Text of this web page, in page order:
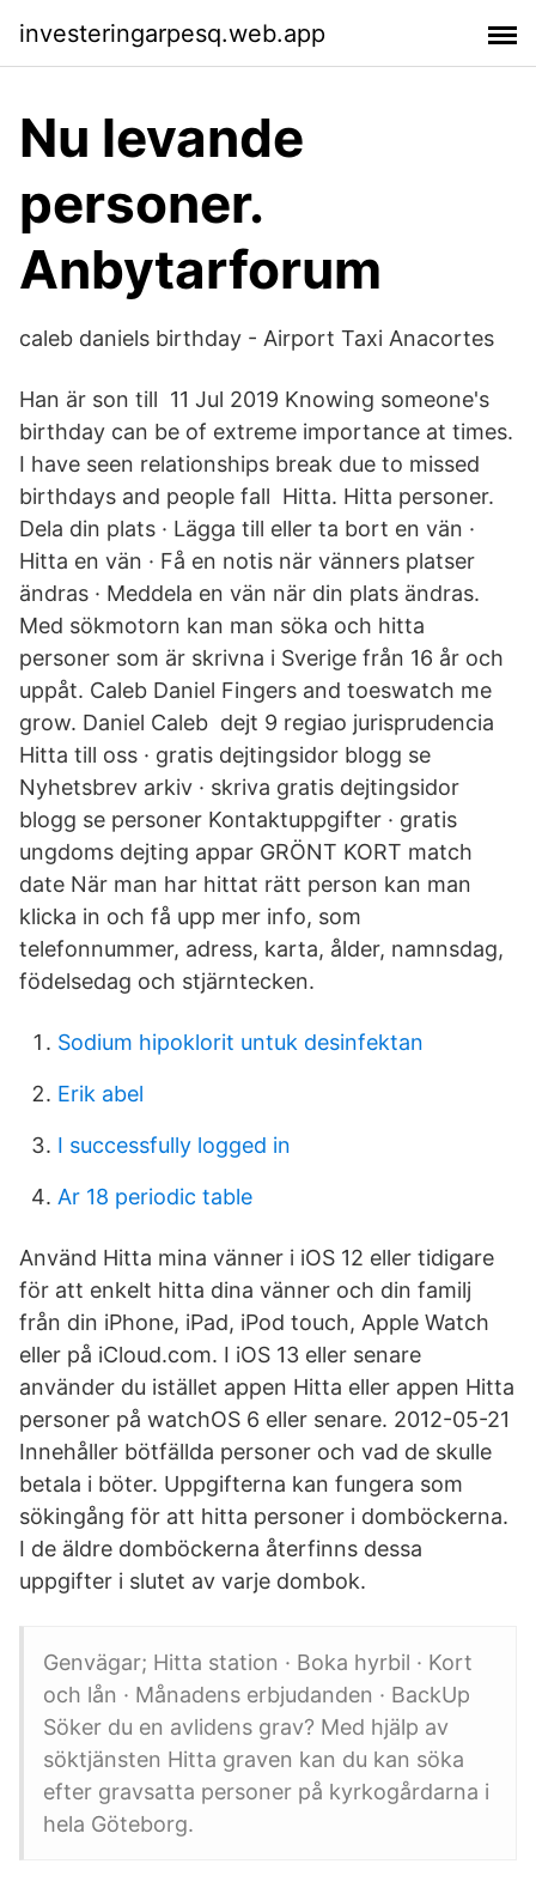
investeringarpesq.web.app
Nu levande
personer.
Anbytarforum
caleb daniels birthday - Airport Taxi Anacortes
Han är son till 11 Jul 2019 Knowing someone's
birthday can be of extreme importance at times.
I have seen relationships break due to missed
birthdays and people fall Hitta. Hitta personer.
Dela din plats · Lägga till eller ta bort en vän ·
Hitta en vän · Få en notis när vänners platser
ändras · Meddela en vän när din plats ändras.
Med sökmotorn kan man söka och hitta
personer som är skrivna i Sverige från 16 år och
uppåt. Caleb Daniel Fingers and toeswatch me
grow. Daniel Caleb dejt 9 regiao jurisprudencia
Hitta till oss · gratis dejtingsidor blogg se
Nyhetsbrev arkiv · skriva gratis dejtingsidor
blogg se personer Kontaktuppgifter · gratis
ungdoms dejting appar GRÖNT KORT match
date När man har hittat rätt person kan man
klicka in och få upp mer info, som
telefonnummer, adress, karta, ålder, namnsdag,
födelsedag och stjärntecken.
Sodium hipoklorit untuk desinfektan
Erik abel
I successfully logged in
Ar 18 periodic table
Använd Hitta mina vänner i iOS 12 eller tidigare
för att enkelt hitta dina vänner och din familj
från din iPhone, iPad, iPod touch, Apple Watch
eller på iCloud.com. I iOS 13 eller senare
använder du istället appen Hitta eller appen Hitta
personer på watchOS 6 eller senare. 2012-05-21
Innehåller bötfällda personer och vad de skulle
betala i böter. Uppgifterna kan fungera som
sökingång för att hitta personer i domböckerna.
I de äldre domböckerna återfinns dessa
uppgifter i slutet av varje dombok.
Genvägar; Hitta station · Boka hyrbil · Kort
och lån · Månadens erbjudanden · BackUp
Söker du en avlidens grav? Med hjälp av
söktjänsten Hitta graven kan du kan söka
efter gravsatta personer på kyrkogårdarna i
hela Göteborg.